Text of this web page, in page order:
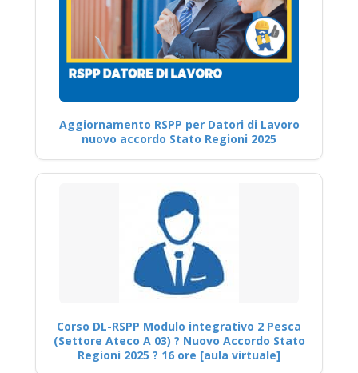
Aggiornamento RSPP per Datori di Lavoro
nuovo accordo Stato Regioni 2025
Corso DL-RSPP Modulo integrativo 2 Pesca
(Settore Ateco A 03) ? Nuovo Accordo Stato
Regioni 2025 ? 16 ore [aula virtuale]